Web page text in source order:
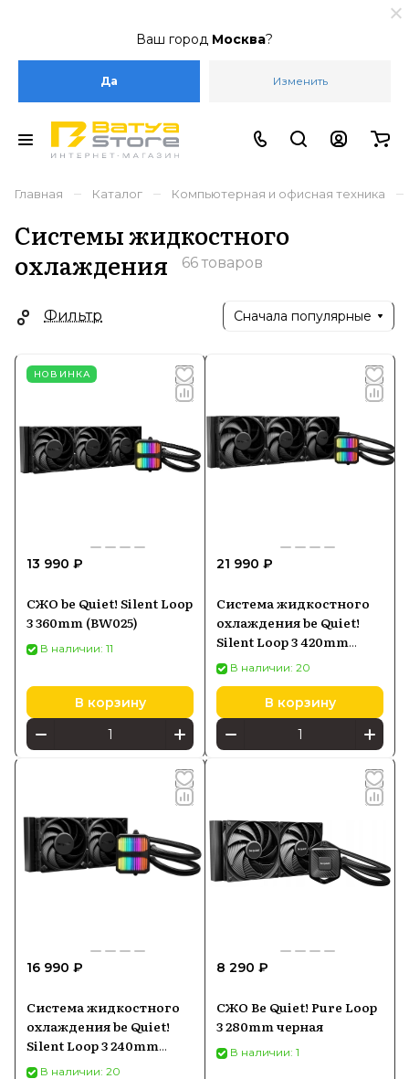
Ваш город Москва?
Да Изменить
Главная – Каталог – Компьютерная и офисная техника –
Системы жидкостного
охлаждения
66 товаров
Фильтр Сначала популярные
НОВИНКА
13 990 ₽
СЖО be Quiet! Silent Loop
3 360mm (BW025)
В наличии: 11
В корзину
21 990 ₽
Система жидкостного
охлаждения be Quiet!
Silent Loop 3 420mm
(BW026)
В наличии: 20
В корзину
16 990 ₽
Система жидкостного
охлаждения be Quiet!
Silent Loop 3 240mm
(BW024)
В наличии: 20
8 290 ₽
СЖО Be Quiet! Pure Loop
3 280mm черная
В наличии: 1